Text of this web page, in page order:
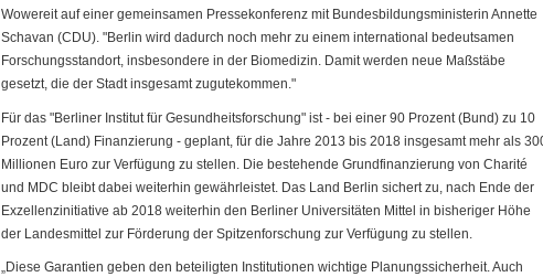
Wowereit auf einer gemeinsamen Pressekonferenz mit Bundesbildungsministerin Annette
Schavan (CDU). "Berlin wird dadurch noch mehr zu einem international bedeutsamen
Forschungsstandort, insbesondere in der Biomedizin. Damit werden neue Maßstäbe
gesetzt, die der Stadt insgesamt zugutekommen."
Für das "Berliner Institut für Gesundheitsforschung" ist - bei einer 90 Prozent (Bund) zu 10
Prozent (Land) Finanzierung - geplant, für die Jahre 2013 bis 2018 insgesamt mehr als
Millionen Euro zur Verfügung zu stellen. Die bestehende Grundfinanzierung von Charité
und MDC bleibt dabei weiterhin gewährleistet. Das Land Berlin sichert zu, nach Ende der
Exzellenzinitiative ab 2018 weiterhin den Berliner Universitäten Mittel in bisheriger Höhe
der Landesmittel zur Förderung der Spitzenforschung zur Verfügung zu stellen.
„Diese Garantien geben den beteiligten Institutionen wichtige Planungssicherheit. Auch